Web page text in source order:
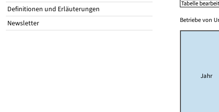
Definitionen und Erläuterungen
Newsletter
Betriebe von
Jahr